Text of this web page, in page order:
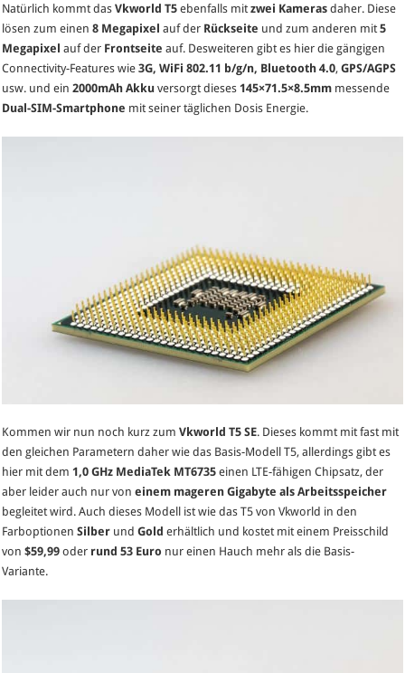
Natürlich kommt dasVkworld T5 ebenfalls mitzwei Kameras daher. Diese
lösen zum einen8 Megapixel auf der Rückseite und zum anderen mit5
Megapixel auf der Frontseite auf. Desweiteren gibt es hier die gängigen
Connectivity-Features wie3G, WiFi 802.11 b/g/n, Bluetooth 4.0,GPS/AGPS
usw. und ein2000mAh Akku versorgt dieses145×71.5×8.5mm messende
Dual-SIM-Smartphone mit seiner täglichen Dosis Energie.
Kommen wir nun noch kurz zumVkworld T5 SE. Dieses kommt mit fast mit
den gleichen Parametern daher wie das Basis-Modell T5, allerdings gibt es
hier mit dem1,0 GHz MediaTek MT6735 einen LTE-fähigen Chipsatz, der
aber leider auch nur voneinem mageren Gigabyte als Arbeitsspeicher
begleitet wird. Auch dieses Modell ist wie das T5 von Vkworld in den
FarboptionenSilber undGolderhältlich und kostet mit einem Preisschild
von$59,99 oder rund 53 Euro nur einen Hauch mehr als die Basis-
Variante.